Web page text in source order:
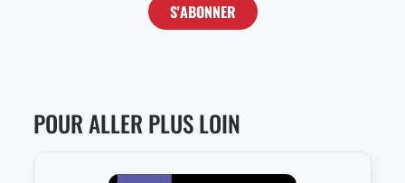
S'ABONNER
POUR ALLER PLUS LOIN